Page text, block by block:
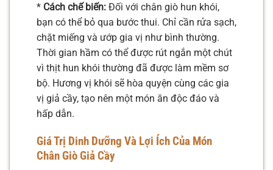
* Cách chế biến: Đối với chân giò hun khói,
bạn có thể bỏ qua bước thui. Chỉ cần rửa sạch,
chặt miếng và ướp gia vị như bình thường.
Thời gian hầm có thể được rút ngắn một chút
vì thịt hun khói thường đã được làm mềm sơ
bộ. Hương vị khói sẽ hòa quyện cùng các gia
vị giả cầy, tạo nên một món ăn độc đáo và
hấp dẫn.
Giá Trị Dinh Dưỡng Và Lợi Ích Của Món
Chân Giò Giả Cầy